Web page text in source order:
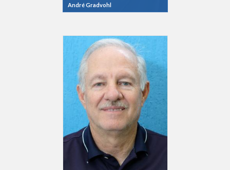
André Gradvohl